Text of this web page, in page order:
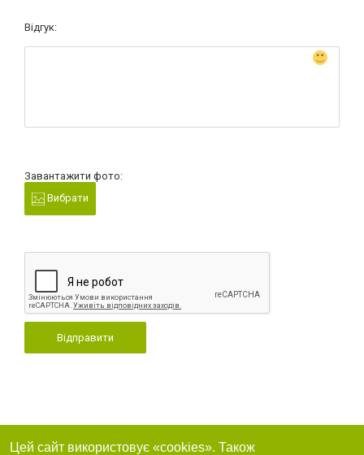
Відгук:
Завантажити фото:
Вибрати
Відправити
Цей сайт використовує «cookies». Також